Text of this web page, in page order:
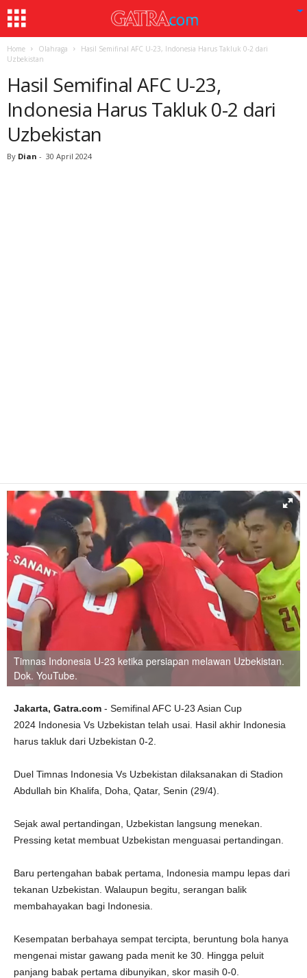
Home Olahraga
Hasil Semifinal AFC U-23, Indonesia Harus Takluk 0-2 dari
Uzbekistan
Hasil Semifinal AFC U-23,
Indonesia Harus Takluk 0-2 dari
Uzbekistan
By Dian - 30 April 2024
Timnas Indonesia U-23 ketika persiapan melawan Uzbekistan.
Dok. YouTube.
Jakarta, Gatra.com - Semifinal AFC U-23 Asian Cup
2024 Indonesia Vs Uzbekistan telah usai. Hasil akhir Indonesia
harus takluk dari Uzbekistan 0-2.
Duel Timnas Indonesia Vs Uzbekistan dilaksanakan di Stadion
Abdullah bin Khalifa, Doha, Qatar, Senin (29/4).
Sejak awal pertandingan, Uzbekistan langsung menekan.
Pressing ketat membuat Uzbekistan menguasai pertandingan.
Baru pertengahan babak pertama, Indonesia mampu lepas dari
tekanan Uzbekistan. Walaupun begitu, serangan balik
membahayakan bagi Indonesia.
Kesempatan berbahaya sempat tercipta, beruntung bola hanya
mengenai mistar gawang pada menit ke 30. Hingga peluit
panjang babak pertama dibunyikan, skor masih 0-0.